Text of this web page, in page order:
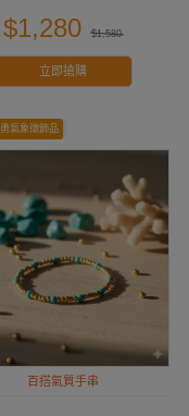
$1,280 $1,580
立即搶購
勇氣象徵飾品
百搭氣質手串